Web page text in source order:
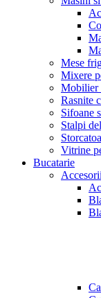
Mese
Mixere
Mobilier
Rasnite
Sifoane
Stalpi
Vitrine
Bucatarie